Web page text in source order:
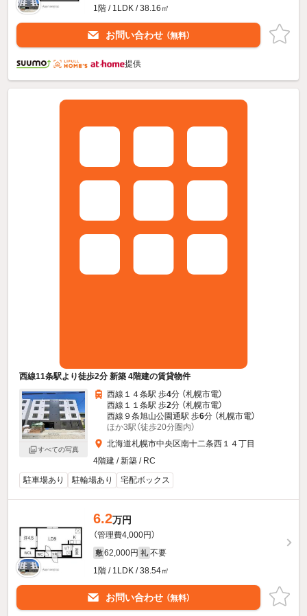
1階 / 1LDK / 38.16㎡
お問い合わせ （無料）
提供
西線11条駅より徒歩2分 新築 4階建の賃貸物件
すべての写真
西線１４条駅 歩4分 （札幌市電）
西線１１条駅 歩2分 （札幌市電）
西線９条旭山公園通駅 歩6分 （札幌市電）
ほか3駅（徒歩20分圏内）
北海道札幌市中央区南十二条西１４丁目
4階建 / 新築 / RC
駐車場あり
駐輪場あり 宅配ボックス
6.2万円
（管理費4,000円）
敷 62,000円 礼 不要
1階 / 1LDK / 38.54㎡
お問い合わせ （無料）